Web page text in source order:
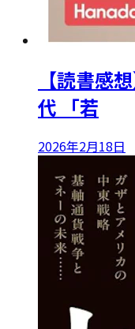
【読書感
代 「若
2026年2月18日